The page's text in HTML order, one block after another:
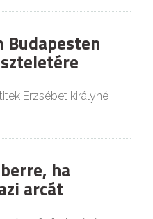
Budapesten
Erzsébet királyné
ha
arcát